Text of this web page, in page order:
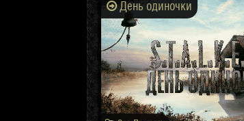
День одиночки